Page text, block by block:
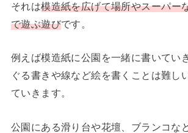
それは模造紙を広げて場所やスーパー
で遊ぶ遊びです。
例えば模造紙に公園を一緒に書いてい
ぐる書きや線など絵を書くことは難し
ていきます。
公園にある滑り台や花壇、ブランコな